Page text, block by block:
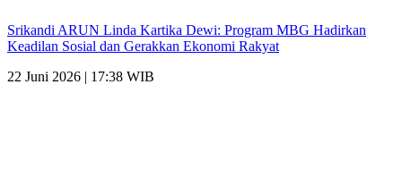
Srikandi ARUN Linda Kartika Dewi: Program MBG Hadirkan
Keadilan Sosial dan Gerakkan Ekonomi Rakyat
22 Juni 2026 | 17:38 WIB